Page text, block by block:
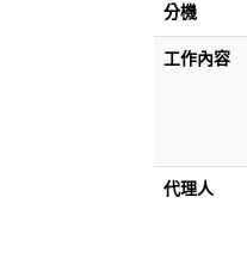
分機
工作內容
代理人